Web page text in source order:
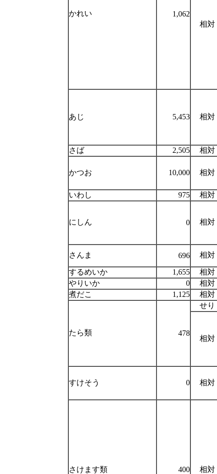
かれい 1,062
相対
あじ 5,453 相対
さば 2,505 相対
かつお 10,000 相対
いわし 975 相対
にしん 0 相対
さんま 696 相対
するめいか 1,655
相対
やりいか
0
相対
煮だこ
1,125 相対
たら類 478
せり
相対
すけそう 0 相対
さけます類 400 相対